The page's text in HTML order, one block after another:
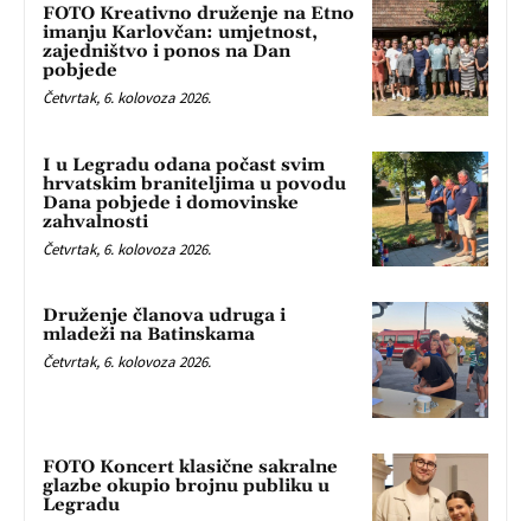
FOTO Kreativno druženje na Etno
imanju Karlovčan: umjetnost,
zajedništvo i ponos na Dan
pobjede
Četvrtak, 6. kolovoza 2026.
I u Legradu odana počast svim
hrvatskim braniteljima u povodu
Dana pobjede i domovinske
zahvalnosti
Četvrtak, 6. kolovoza 2026.
Druženje članova udruga i
mladeži na Batinskama
Četvrtak, 6. kolovoza 2026.
FOTO Koncert klasične sakralne
glazbe okupio brojnu publiku u
Legradu